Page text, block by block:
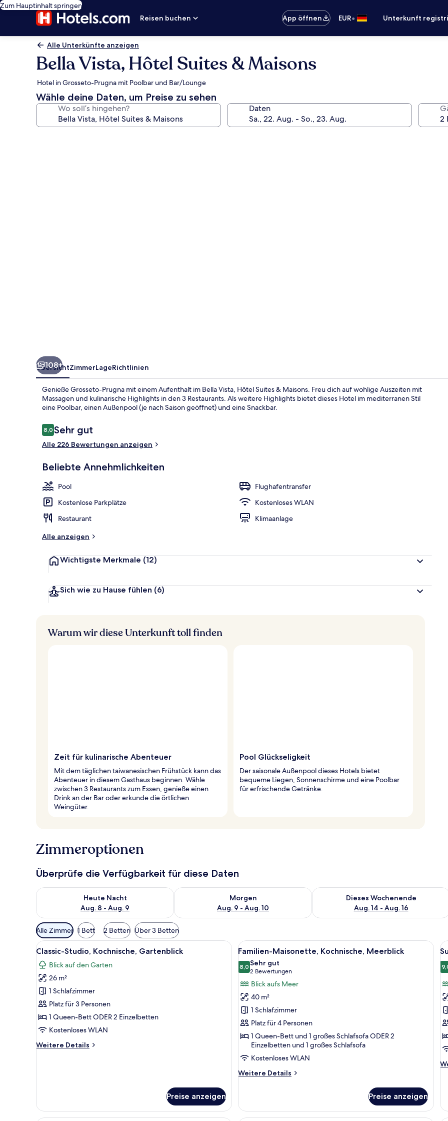
Zum Hauptinhalt springen
Reisen buchen
App öffnen EUR• Unterkunft
Alle Unterkünfte anzeigen
Bella Vista, Hôtel Suites & Maisons
Hotel in Grosseto-Prugna mit Poolbar und Bar/Lounge
Wähle deine Daten, um Preise zu sehen
Wo soll’s hingehen? Daten
108+
ÜbersichtZimmerLageRichtlinien
Genieße Grosseto-Prugna mit einem Aufenthalt im Bella Vista, Hôtel Suites & Maisons. Freu dich auf wohlige Auszeiten mit
Massagen und kulinarische Highlights in den 3 Restaurants. Als weitere Highlights bietet dieses Hotel im mediterranen Stil
eine Poolbar, einen Außenpool (je nach Saison geöffnet) und eine Snackbar.
Bewertungen
8,08,0 von 10.
Sehr gut
Alle 226 Bewertungen anzeigen
Beliebte Annehmlichkeiten
Pool
Flughafentransfer
Kostenlose Parkplätze
Kostenloses WLAN
Restaurant
Klimaanlage
Alle anzeigen
Wichtigste Merkmale (12)
Sich wie zu Hause fühlen (6)
Warum wir diese Unterkunft toll finden
Zeit für kulinarische Abenteuer
Mit dem täglichen taiwanesischen Frühstück kann das
Abenteuer in diesem Gasthaus beginnen. Wähle
zwischen 3 Restaurants zum Essen, genieße einen
Drink an der Bar oder erkunde die örtlichen
Weingüter.
Pool Glückseligkeit
Der saisonale Außenpool dieses Hotels bietet
bequeme Liegen, Sonnenschirme und eine Poolbar
für erfrischende Getränke.
Zimmeroptionen
Überprüfe die Verfügbarkeit für diese Daten
Heute Nacht
Aug. 8 - Aug. 9
Überprüfe die Verfügbarkeit für heute Nacht, Aug. 8 - Aug. 9.
Morgen
Aug. 9 - Aug. 10
Überprüfe die Verfügbarkeit für morgen, Aug. 9 - Aug. 10.
Dieses Wochenende
Aug. 14 - Aug. 16
Überprüfe die Verfügbarkeit für
Verfügbare
Filter
für
Zimmer
Alle Zimmer 1 Bett 2 Betten Über 3 Betten
Alle
Fotos
für
Classic-
Studio,
Kochnische,
Gartenblick
anzeigen
Minibar, Zimmersafe, Verdunkelungsvorhänge, Bügeleisen/Bügelbrett
4
Classic-Studio, Kochnische, Gartenblick
Blick auf den Garten
26 m²
1 Schlafzimmer
Platz für 3 Personen
1 Queen-Bett ODER 2 Einzelbetten
Kostenloses WLAN
Weitere Details
Weitere
Preise anzeigen
Alle
Fotos
für
Familien-
Maisonette,
Kochnische,
Meerblick
anzeigen
Familien-Maisonette, Kochnische,
3
Familien-Maisonette, Kochnische, Meerblick
8,08,0 von 10
Sehr gut
2 Bewertungen
(2
Bewertungen)
Blick aufs Meer
40 m²
1 Schlafzimmer
Platz für 4 Personen
1 Queen-Bett und 1 großes Schlafsofa ODER 2
Einzelbetten und 1 großes Schlafsofa
Kostenloses WLAN
Weitere Details
Weitere
Maisonette,
Kochnische,
Preise anzeigen